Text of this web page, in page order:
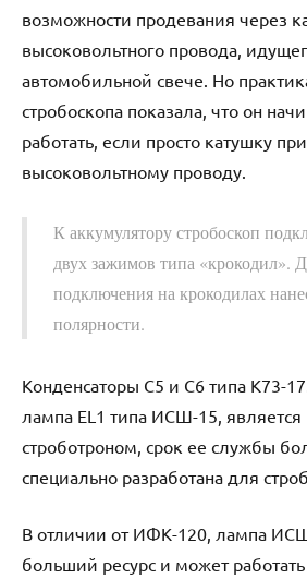
возможности продевания через
высоковольтного провода,
автомобильной свече. Но
стробоскопа показала, что он
работать, если просто катушку
высоковольтному проводу.
К аккумулятору стробоскоп
двух зажимов типа «крокодил».
подключения на крокодилах
полярности.
Конденсаторы С5 и С6 типа К73-
лампа EL1 типа ИСШ-15,
строботроном, срок ее службы
специально разработана для
В отличии от ИФК-120, лампа
больший ресурс и может